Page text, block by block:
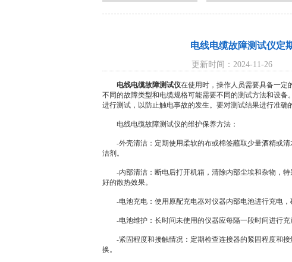
电线电缆故障测试仪定
更新时间：2024-11-26
电线电缆故障测试仪在使用时，操作人员需要具备一定
不同的故障类型和电缆规格可能需要不同的测试方法和设
进行测试，以防止触电事故的发生。要对测试结果进行准确
电线电缆故障测试仪的维护保养方法：
-外壳清洁：定期使用柔软的布或棉签蘸取少量酒精或清
洁剂。
-内部清洁：断电后打开机箱，清除内部尘埃和杂物，特
好的散热效果。
-电池充电：使用原配充电器对仪器内部电池进行充电，
-电池维护：长时间未使用的仪器应每隔一段时间进行充
-紧固程度和接触情况：定期检查连接器的紧固程度和接
换。